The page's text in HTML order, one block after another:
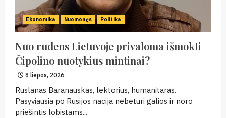
Ekonomika Nuomonės Politika
Nuo rudens Lietuvoje privaloma išmokti
Čipolino nuotykius mintinai?
8 liepos, 2026
Ruslanas Baranauskas, lektorius, humanitaras.
Pasyviausia po Rusijos nacija nebeturi galios ir noro
priešintis lobistams...